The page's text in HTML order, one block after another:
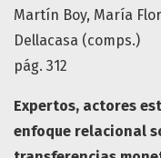
Martín Boy, María
Dellacasa (comps.)
pág. 312
Expertos, actores
enfoque relacional